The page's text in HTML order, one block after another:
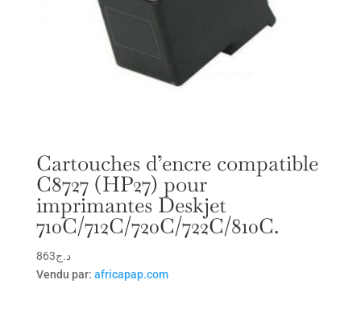
Cartouches d’encre compatible
C8727 (HP27) pour
imprimantes Deskjet
710C/712C/720C/722C/810C.
د.ج863
Vendu par: africapap.com